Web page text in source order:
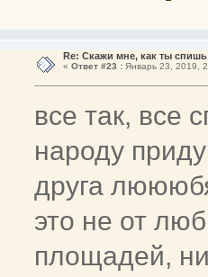
Re: Скажи мне, как ты спишь
« Ответ #23 :Январь 23, 2019,
все так, все
народу
друга
это не от
площадей,